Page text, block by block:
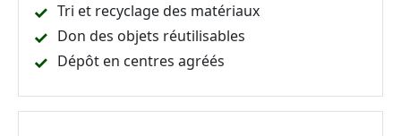
Tri et recyclage des matériaux
Don des objets réutilisables
Dépôt en centres agréés